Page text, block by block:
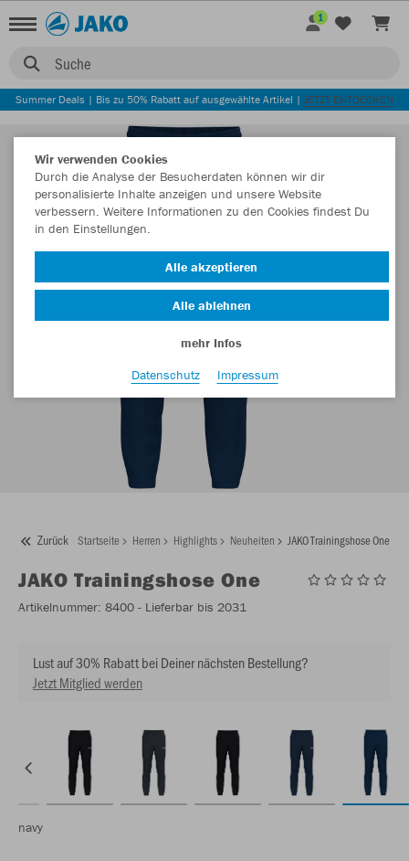
Suche
1
Summer Deals | Bis zu 50% Rabatt auf ausgewählte Artikel | JETZT ENTDECKEN
Zurück Startseite Herren Highlights Neuheiten JAKO Trainingshose One
JAKO Trainingshose One
Artikelnummer: 8400 - Lieferbar bis 2031
Lust auf 30% Rabatt bei Deiner nächsten Bestellung?
Jetzt Mitglied werden
navy
Wir verwenden Cookies
Durch die Analyse der Besucherdaten können wir dir
personalisierte Inhalte anzeigen und unsere Website
verbessern. Weitere Informationen zu den Cookies findest Du
in den Einstellungen.
Alle akzeptieren
Alle ablehnen
mehr Infos
Datenschutz
Impressum